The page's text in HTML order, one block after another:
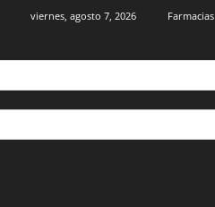
viernes, agosto 7, 2026 Farmacias